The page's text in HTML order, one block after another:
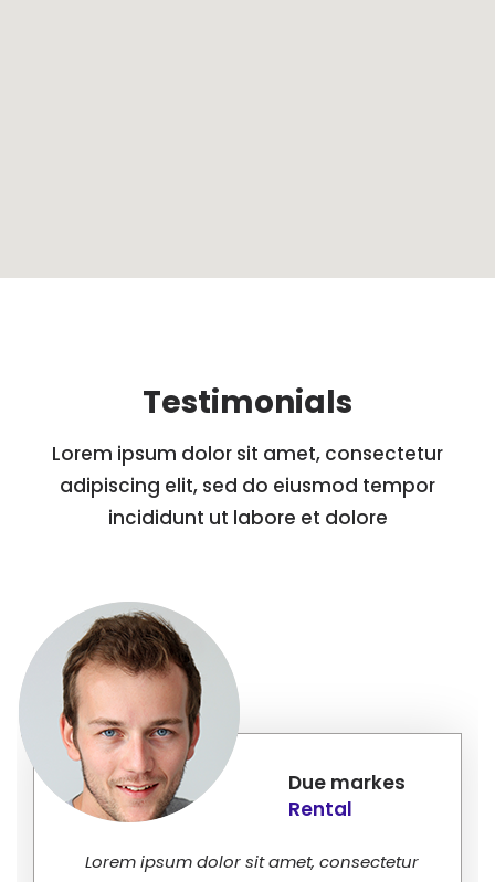
Testimonials
Lorem ipsum dolor sit amet, consectetur
adipiscing elit, sed do eiusmod tempor
incididunt ut labore et dolore
Due markes
Rental
Lorem ipsum dolor sit amet, consectetur